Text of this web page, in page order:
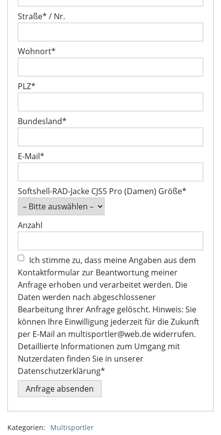
Straße* / Nr.
Wohnort*
PLZ*
Bundesland*
E-Mail*
Softshell-RAD-Jacke CJS5 Pro (Damen) Größe*
Anzahl
Ich stimme zu, dass meine Angaben aus dem
Kontaktformular zur Beantwortung meiner
Anfrage erhoben und verarbeitet werden. Die
Daten werden nach abgeschlossener
Bearbeitung Ihrer Anfrage gelöscht. Hinweis: Sie
können Ihre Einwilligung jederzeit für die Zukunft
per E-Mail an multisportler@web.de widerrufen.
Detaillierte Informationen zum Umgang mit
Nutzerdaten finden Sie in unserer
Datenschutzerklärung*
Bitte
lasse
dieses
Kategorien: Multisportler